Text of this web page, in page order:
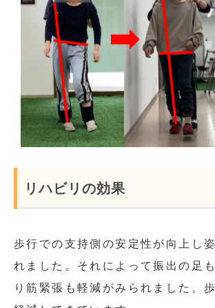
リハビリの効果
歩行での支持側の安定性が向上し
れました。それによって振出の足
り筋緊張も軽減がみられました。